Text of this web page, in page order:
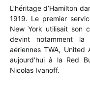
L’héritage d’Hamilton
1919. Le premier
New York utilisait son
devint notamment la
aériennes TWA, United
aujourd’hui à la Red
Nicolas Ivanoff.